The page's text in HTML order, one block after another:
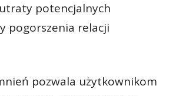
potencjalnych
pogorszenia relacji
pozwala użytkownikom